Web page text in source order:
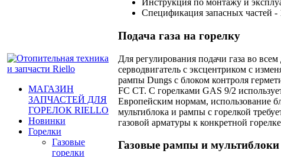
МАГАЗИН
ЗАПЧАСТЕЙ ДЛЯ
ГОРЕЛОК RIELLO
Новинки
Горелки
Газовые
горелки
Инструкция по монтажу и
Спецификация запасных частей -
Подача газа на горелку
Для регулирования подачи газа во
серводвигатель с эксцентриком с
рампы Dungs c блоком контроля
FC CT. С горелками GAS 9/2
Европейским нормам, использование
мультиблока и рампы с горелкой
газовой арматуры к конкретной
Газовые рампы и